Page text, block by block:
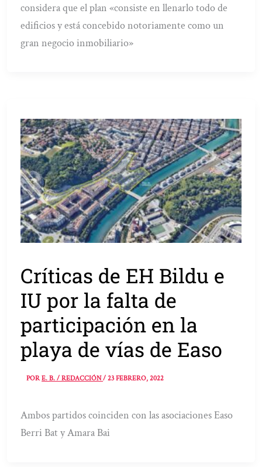
considera que el plan «consiste en llenarlo todo de
edificios y está concebido notoriamente como un
gran negocio inmobiliario»
Críticas de EH Bildu e
IU por la falta de
participación en la
playa de vías de Easo
PORE. B. / REDACCIÓN/23 FEBRERO, 2022
Ambos partidos coinciden con las asociaciones Easo
Berri Bat y Amara Bai